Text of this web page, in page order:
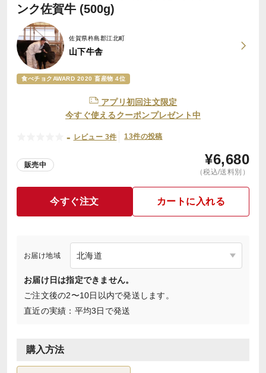
ンク佐賀牛 (500g)
佐賀県杵島郡江北町
山下牛舎
食べチョクAWARD 2020 畜産物 4位
アプリ初回注文限定
今すぐ使えるクーポンプレゼント中
- レビュー 3件 13件の投稿
販売中 ¥6,680
（税込/送料別）
今すぐ注文 カートに入れる
お届け地域
お届け日は指定できません。
ご注文後の2〜10日以内で発送します。
直近の実績：平均3日で発送
購入方法